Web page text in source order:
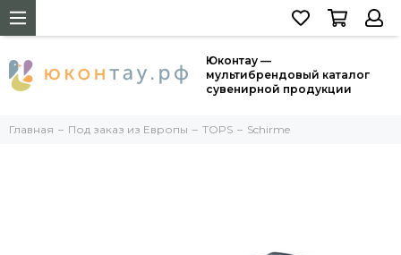
Юконтау —
мультибрендовый каталог
сувенирной продукции
Главная Под заказ из Европы TOPS Schirme